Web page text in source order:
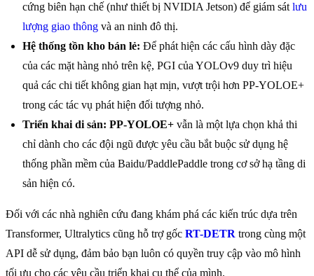
cứng biên hạn chế (như thiết bị NVIDIA Jetson) để giám sát lưu
lượng giao thông và an ninh đô thị.
Hệ thống tồn kho bán lẻ: Để phát hiện các cấu hình dày đặc
của các mặt hàng nhỏ trên kệ, PGI của YOLOv9 duy trì hiệu
quả các chi tiết không gian hạt mịn, vượt trội hơn PP-YOLOE+
trong các tác vụ phát hiện đối tượng nhỏ.
Triển khai di sản: PP-YOLOE+ vẫn là một lựa chọn khả thi
chỉ dành cho các đội ngũ được yêu cầu bắt buộc sử dụng hệ
thống phần mềm của Baidu/PaddlePaddle trong cơ sở hạ tầng di
sản hiện có.
Đối với các nhà nghiên cứu đang khám phá các kiến trúc dựa trên
Transformer, Ultralytics cũng hỗ trợ gốc RT-DETR trong cùng một
API dễ sử dụng, đảm bảo bạn luôn có quyền truy cập vào mô hình
tối ưu cho các yêu cầu triển khai cụ thể của mình.